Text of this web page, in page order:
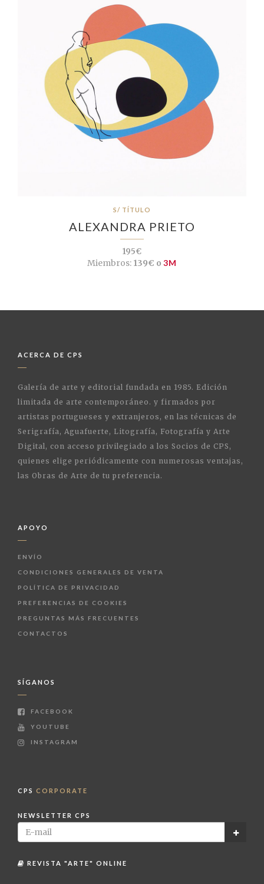
S/ TÍTULO
ALEXANDRA PRIETO
195€
Miembros: 139€ o 3M
ACERCA DE CPS
Galería de arte y editorial fundada en 1985. Edición
limitada de arte contemporáneo. y firmados por
artistas portugueses y extranjeros, en las técnicas de
Serigrafía, Aguafuerte, Litografía, Fotografía y Arte
Digital, con acceso privilegiado a los Socios de CPS,
quienes elige periódicamente con numerosas ventajas,
las Obras de Arte de tu preferencia.
APOYO
ENVÍO
CONDICIONES GENERALES DE VENTA
POLÍTICA DE PRIVACIDAD
PREFERENCIAS DE COOKIES
PREGUNTAS MÁS FRECUENTES
CONTACTOS
SÍGANOS
FACEBOOK
YOUTUBE
INSTAGRAM
CPS CORPORATE
NEWSLETTER CPS
REVISTA "ARTE" ONLINE